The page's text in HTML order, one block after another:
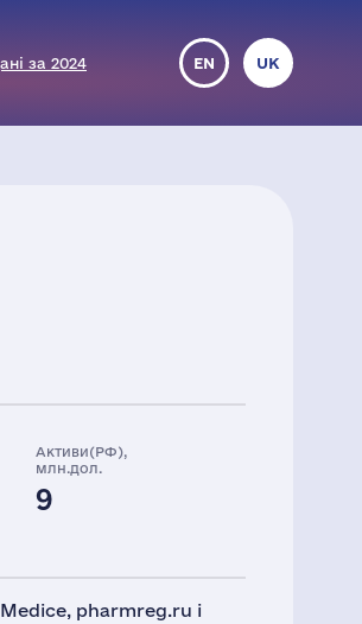
за 2024 EN UK
Активи(РФ),
млн.дол.
9
pharmreg.ru і